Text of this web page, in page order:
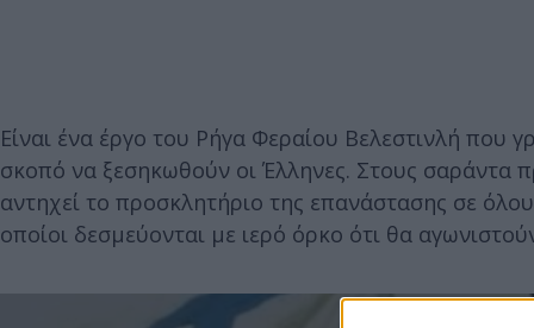
Είναι ένα έργο του Ρήγα Φεραίου Βελεστινλή που
σκοπό να ξεσηκωθούν οι Έλληνες. Στους σαράντα
αντηχεί το προσκλητήριο της επανάστασης σε
οποίοι δεσμεύονται με ιερό όρκο ότι θα